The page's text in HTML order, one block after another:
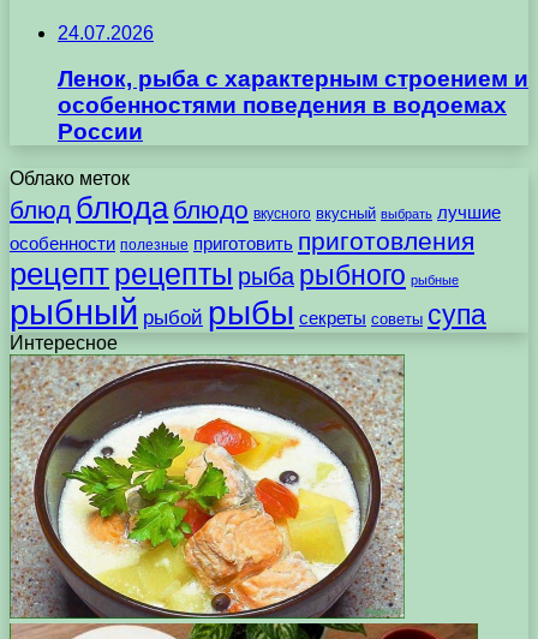
24.07.2026
Ленок, рыба с характерным строением и
особенностями поведения в водоемах
России
Облако меток
блюд блюда блюдо вкусного вкусный выбрать лучшие
особенности полезные приготовить приготовления
рецептрецепты рыба рыбного рыбные
рыбный рыбой рыбы секреты советы супа
Интересное